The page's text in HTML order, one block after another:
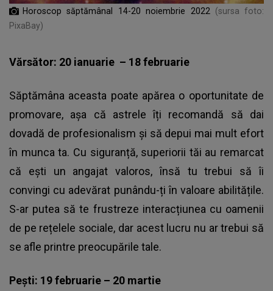
Horoscop săptămânal 14-20 noiembrie 2022
(sursa foto:
PixaBay)
Vărsător: 20 ianuarie – 18 februarie
Săptămâna aceasta poate apărea o oportunitate de
promovare, așa că astrele îți recomandă să dai
dovadă de profesionalism și să depui mai mult efort
în munca ta. Cu siguranță, superiorii tăi au remarcat
că ești un angajat valoros, însă tu trebui să îi
convingi cu adevărat punându-ți în valoare abilitățile.
S-ar putea să te frustreze interacțiunea cu oamenii
de pe rețelele sociale, dar acest lucru nu ar trebui să
se afle printre preocupările tale.
Pești: 19 februarie – 20 martie